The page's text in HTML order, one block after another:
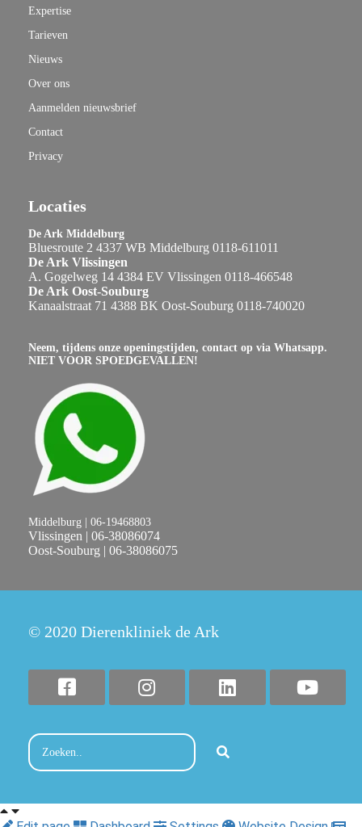
Expertise
Tarieven
Nieuws
Over ons
Aanmelden nieuwsbrief
Contact
Privacy
Locaties
De Ark Middelburg
Bluesroute 2 4337 WB Middelburg 0118-611011
De Ark Vlissingen
A. Gogelweg 14 4384 EV Vlissingen 0118-466548
De Ark Oost-Souburg
Kanaalstraat 71 4388 BK Oost-Souburg 0118-740020
Neem, tijdens onze openingstijden, contact op via Whatsapp.
NIET VOOR SPOEDGEVALLEN!
Middelburg | 06-19468803
Vlissingen | 06-38086074
Oost-Souburg | 06-38086075
© 2020 Dierenkliniek de Ark